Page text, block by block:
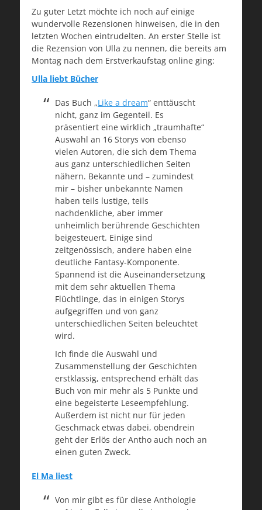
Zu guter Letzt möchte ich noch auf einige
wundervolle Rezensionen hinweisen, die in den
letzten Wochen eintrudelten. An erster Stelle ist
die Rezension von Ulla zu nennen, die bereits am
Montag nach dem Erstverkaufstag online ging:
Ulla liebt Bücher
Das Buch „Like a dream“ enttäuscht
nicht, ganz im Gegenteil. Es
präsentiert eine wirklich „traumhafte“
Auswahl an 16 Storys von ebenso
vielen Autoren, die sich dem Thema
aus ganz unterschiedlichen Seiten
nähern. Bekannte und – zumindest
mir – bisher unbekannte Namen
haben teils lustige, teils
nachdenkliche, aber immer
unheimlich berührende Geschichten
beigesteuert. Einige sind
zeitgenössisch, andere haben eine
deutliche Fantasy-Komponente.
Spannend ist die Auseinandersetzung
mit dem sehr aktuellen Thema
Flüchtlinge, das in einigen Storys
aufgegriffen und von ganz
unterschiedlichen Seiten beleuchtet
wird.
Ich finde die Auswahl und
Zusammenstellung der Geschichten
erstklassig, entsprechend erhält das
Buch von mir mehr als 5 Punkte und
eine begeisterte Leseempfehlung.
Außerdem ist nicht nur für jeden
Geschmack etwas dabei, obendrein
geht der Erlös der Antho auch noch an
einen guten Zweck.
El Ma liest
Von mir gibt es für diese Anthologie